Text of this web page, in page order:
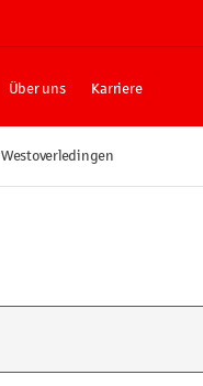
Über uns Karriere
Westoverledingen